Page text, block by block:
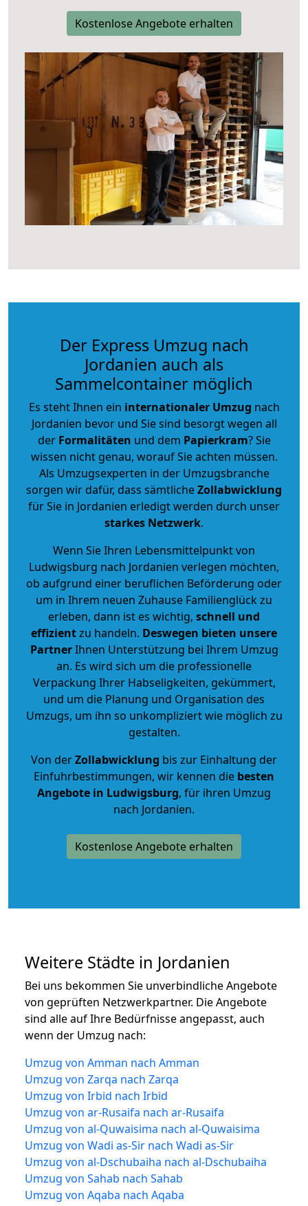
Kostenlose Angebote erhalten
Der Express Umzug nach
Jordanien auch als
Sammelcontainer möglich
Es steht Ihnen ein internationaler Umzug nach
Jordanien bevor und Sie sind besorgt wegen all
der Formalitäten und dem Papierkram? Sie
wissen nicht genau, worauf Sie achten müssen.
Als Umzugsexperten in der Umzugsbranche
sorgen wir dafür, dass sämtlicheZollabwicklung
für Sie in Jordanien erledigt werden durch unser
starkes Netzwerk.
Wenn Sie Ihren Lebensmittelpunkt von
Ludwigsburg nach Jordanien verlegen möchten,
ob aufgrund einer beruflichen Beförderung oder
um in Ihrem neuen Zuhause Familienglück zu
erleben, dann ist es wichtig, schnell und
effizientzu handeln. Deswegen bieten unsere
PartnerIhnen Unterstützung bei Ihrem Umzug
an. Es wird sich um die professionelle
Verpackung Ihrer Habseligkeiten, gekümmert,
und um die Planung und Organisation des
Umzugs, um ihn so unkompliziert wie möglich zu
gestalten.
Von derZollabwicklung bis zur Einhaltung der
Einfuhrbestimmungen, wir kennen die besten
Angebote in Ludwigsburg, für ihren Umzug
nach Jordanien.
Kostenlose Angebote erhalten
Weitere Städte in Jordanien
Bei uns bekommen Sie unverbindliche Angebote
von geprüften Netzwerkpartner. Die Angebote
sind alle auf Ihre Bedürfnisse angepasst, auch
wenn der Umzug nach:
Umzug von Amman nach Amman
Umzug von Zarqa nach Zarqa
Umzug von Irbid nach Irbid
Umzug von ar-Rusaifa nach ar-Rusaifa
Umzug von al-Quwaisima nach al-Quwaisima
Umzug von Wadi as-Sir nach Wadi as-Sir
Umzug von al-Dschubaiha nach al-Dschubaiha
Umzug von Sahab nach Sahab
Umzug von Aqaba nach Aqaba